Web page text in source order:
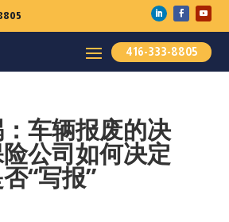
416-333-8805
车辆报废的决
公司如何决定
“写报”